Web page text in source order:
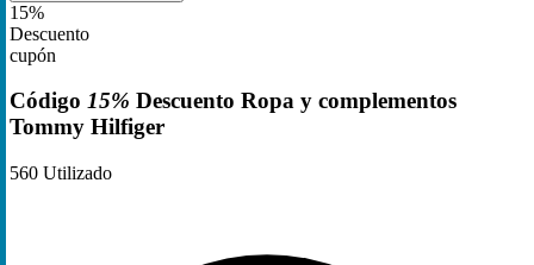
15%
Descuento
cupón
Código 15% Descuento Ropa y complementos
Tommy Hilfiger
560 Utilizado